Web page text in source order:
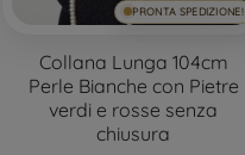
PRONTA SPEDIZIONE!
Collana Lunga 104cm
Perle Bianche con Pietre
verdi e rosse senza
chiusura